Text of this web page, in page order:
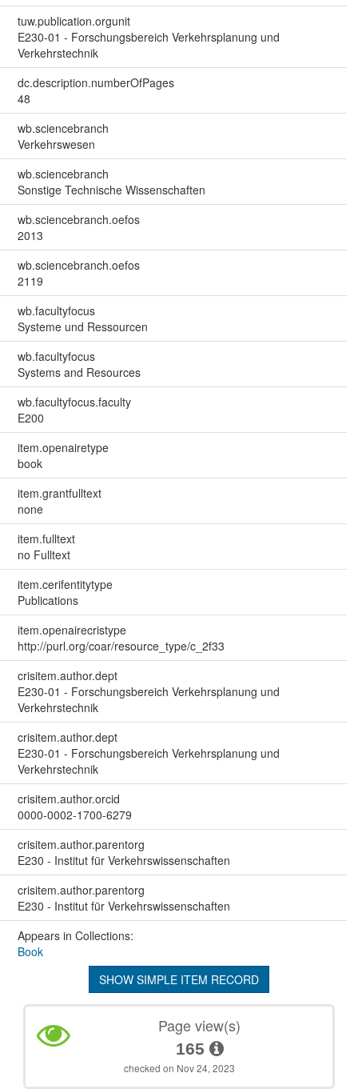
tuw.publication.orgunit
E230-01 - Forschungsbereich Verkehrsplanung und
Verkehrstechnik
dc.description.numberOfPages
48
wb.sciencebranch
Verkehrswesen
wb.sciencebranch
Sonstige Technische Wissenschaften
wb.sciencebranch.oefos
2013
wb.sciencebranch.oefos
2119
wb.facultyfocus
Systeme und Ressourcen
wb.facultyfocus
Systems and Resources
wb.facultyfocus.faculty
E200
item.openairetype
book
item.grantfulltext
none
item.fulltext
no Fulltext
item.cerifentitytype
Publications
item.openairecristype
http://purl.org/coar/resource_type/c_2f33
crisitem.author.dept
E230-01 - Forschungsbereich Verkehrsplanung und
Verkehrstechnik
crisitem.author.dept
E230-01 - Forschungsbereich Verkehrsplanung und
Verkehrstechnik
crisitem.author.orcid
0000-0002-1700-6279
crisitem.author.parentorg
E230 - Institut für Verkehrswissenschaften
crisitem.author.parentorg
E230 - Institut für Verkehrswissenschaften
Appears in Collections:
Book
SHOW SIMPLE ITEM RECORD
Page view(s)
165
checked on Nov 24, 2023